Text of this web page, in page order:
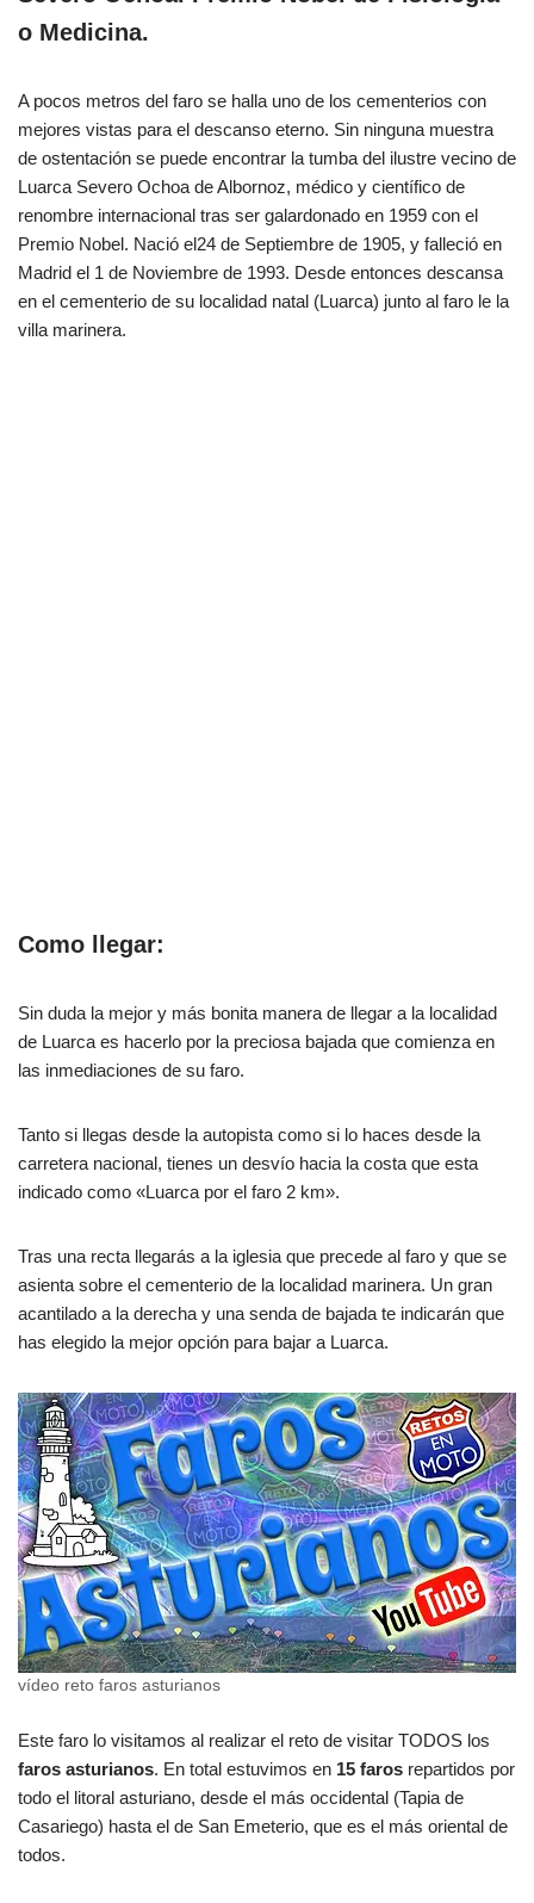
o Medicina.
A pocos metros del faro se halla uno de los cementerios con
mejores vistas para el descanso eterno. Sin ninguna muestra
de ostentación se puede encontrar la tumba del ilustre vecino de
Luarca Severo Ochoa de Albornoz, médico y científico de
renombre internacional tras ser galardonado en 1959 con el
Premio Nobel. Nació el24 de Septiembre de 1905, y falleció en
Madrid el 1 de Noviembre de 1993. Desde entonces descansa
en el cementerio de su localidad natal (Luarca) junto al faro le la
villa marinera.
Como llegar:
Sin duda la mejor y más bonita manera de llegar a la localidad
de Luarca es hacerlo por la preciosa bajada que comienza en
las inmediaciones de su faro.
Tanto si llegas desde la autopista como si lo haces desde la
carretera nacional, tienes un desvío hacia la costa que esta
indicado como «Luarca por el faro 2 km».
Tras una recta llegarás a la iglesia que precede al faro y que se
asienta sobre el cementerio de la localidad marinera. Un gran
acantilado a la derecha y una senda de bajada te indicarán que
has elegido la mejor opción para bajar a Luarca.
vídeo reto faros asturianos
Este faro lo visitamos al realizar el reto de visitar TODOS los
faros asturianos. En total estuvimos en 15 faros repartidos por
todo el litoral asturiano, desde el más occidental (Tapia de
Casariego) hasta el de San Emeterio, que es el más oriental de
todos.